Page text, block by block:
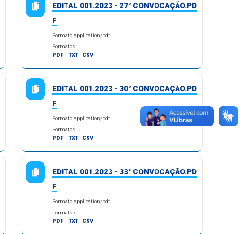
EDITAL 001.2023 - 27° CONVOCAÇÃO.PD
F
Formato application/pdf
Formatos
PDF
TXT CSV
EDITAL 001.2023 - 30° CONVOCAÇÃO.PD
F
Formato application/pdf
Formatos
PDF
TXT CSV
EDITAL 001.2023 - 33° CONVOCAÇÃO.PD
F
Formato application/pdf
Formatos
PDF
TXT CSV